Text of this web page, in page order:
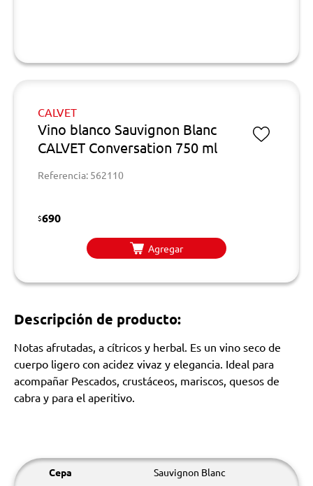
CALVET
Vino blanco Sauvignon Blanc
CALVET Conversation 750 ml
Referencia: 562110
$690
Agregar
Descripción de producto:
Notas afrutadas, a cítricos y herbal. Es un vino seco de
cuerpo ligero con acidez vivaz y elegancia. Ideal para
acompañar Pescados, crustáceos, mariscos, quesos de
cabra y para el aperitivo.
Cepa Sauvignon Blanc